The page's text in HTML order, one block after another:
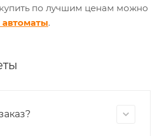
по лучшим ценам можно
.